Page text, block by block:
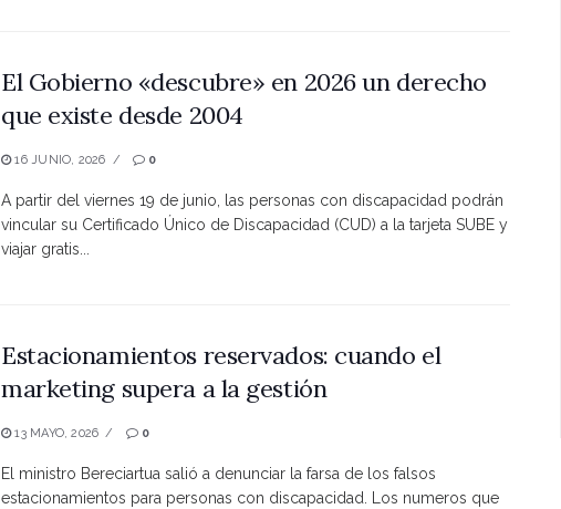
El Gobierno «descubre» en 2026 un derecho
que existe desde 2004
16 JUNIO, 2026 0
A partir del viernes 19 de junio, las personas con discapacidad podrán
vincular su Certificado Único de Discapacidad (CUD) a la tarjeta SUBE y
viajar gratis...
Estacionamientos reservados: cuando el
marketing supera a la gestión
13 MAYO, 2026 0
El ministro Bereciartua salió a denunciar la farsa de los falsos
estacionamientos para personas con discapacidad. Los numeros que